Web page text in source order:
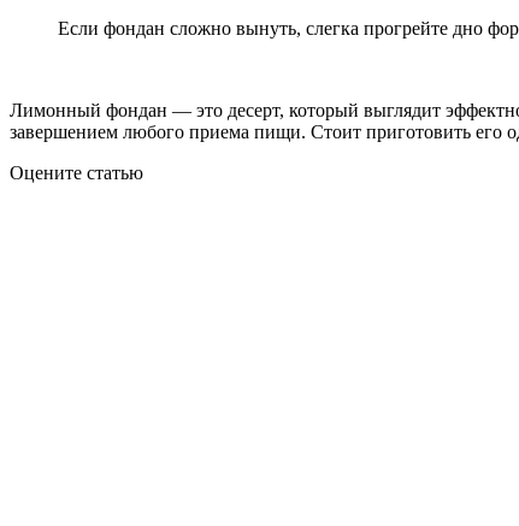
Если фондан сложно вынуть, слегка прогрейте дно
Лимонный фондан — это десерт, который выглядит
завершением любого приема пищи. Стоит приготовить его
Оцените статью